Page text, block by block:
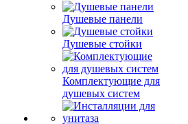
Душевые панели
Душевые стойки
Комплектующие для
душевых систем